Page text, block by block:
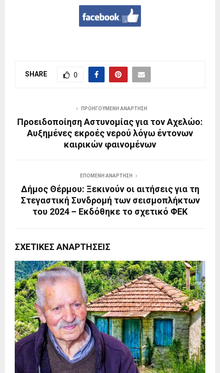
SHARE 0
ΠΡΟΗΓΟΎΜΕΝΗ ΑΝΆΡΤΗΣΗ
Προειδοποίηση Αστυνομίας για τον Αχελώο:
Αυξημένες εκροές νερού λόγω έντονων
καιρικών φαινομένων
ΕΠΌΜΕΝΗ ΑΝΆΡΤΗΣΗ
Δήμος Θέρμου: Ξεκινούν οι αιτήσεις για τη
Στεγαστική Συνδρομή των σεισμοπλήκτων
του 2024 – Εκδόθηκε το σχετικό ΦΕΚ
ΣΧΕΤΙΚΈΣ ΑΝΑΡΤΉΣΕΙΣ